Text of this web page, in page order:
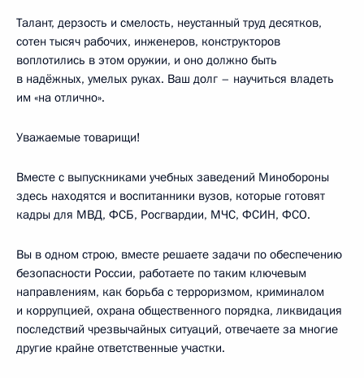
Талант, дерзость и смелость, неустанный труд десятков,
сотен тысяч рабочих, инженеров, конструкторов
воплотились в этом оружии, и оно должно быть
в надёжных, умелых руках. Ваш долг – научиться владеть
им «на отлично».
Уважаемые товарищи!
Вместе с выпускниками учебных заведений Минобороны
здесь находятся и воспитанники вузов, которые готовят
кадры для МВД, ФСБ, Росгвардии, МЧС, ФСИН, ФСО.
Вы в одном строю, вместе решаете задачи по обеспечению
безопасности России, работаете по таким ключевым
направлениям, как борьба с терроризмом, криминалом
и коррупцией, охрана общественного порядка, ликвидация
последствий чрезвычайных ситуаций, отвечаете за многие
другие крайне ответственные участки.